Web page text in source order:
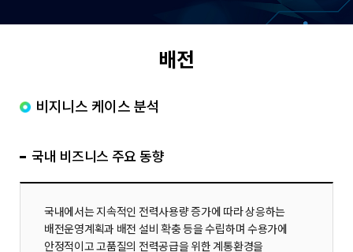
배전
비지니스 케이스 분석
국내 비즈니스 주요 동향
국내에서는 지속적인 전력사용량 증가에 따라 상응하는
배전운영계획과 배전 설비 확충 등을 수립하며 수용가에
안정적이고 고품질의 전력공급을 위한 계통환경을